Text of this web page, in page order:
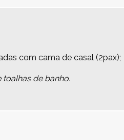
com cama de casal (2pax);
de banho.